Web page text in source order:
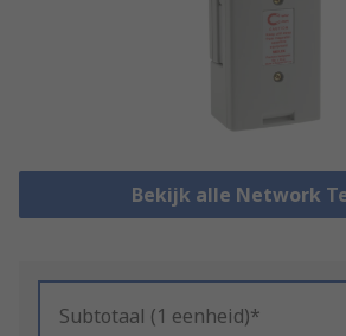
Bekijk alle Network
Subtotaal (1 eenheid)*